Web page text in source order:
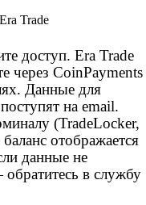
Trade
доступ. Era Trade
через CoinPayments
Данные для
на email.
(TradeLocker,
отображается
данные не
в службу